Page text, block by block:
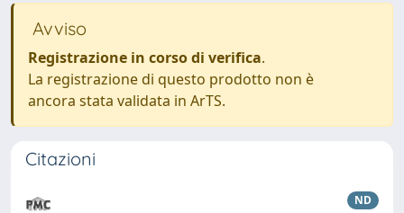
Avviso
Registrazione in corso di verifica.
La registrazione di questo prodotto non è
ancora stata validata in ArTS.
Citazioni
ND